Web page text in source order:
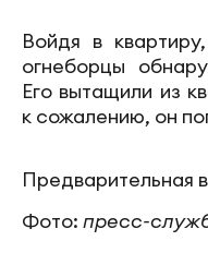
Войдя в
огнеборцы
Его вытащили из
к сожалению, он
Предварительная
Фото: пресс-